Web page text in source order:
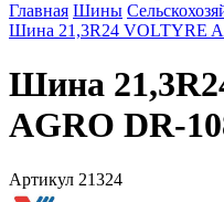
Главная Шины
Шина 21,3R24 VOLTYRE
Шина
AGRO DR-
Артикул 21324